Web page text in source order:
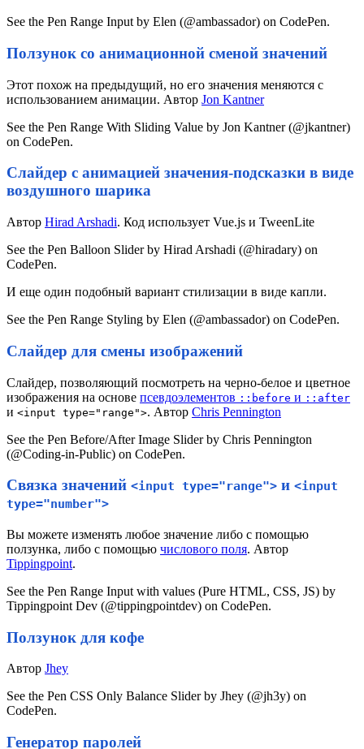
See the Pen Range Input by Elen (@ambassador) on CodePen.
Ползунок со анимационной сменой значений
Этот похож на предыдущий, но его значения меняются с
использованием анимации. Автор Jon Kantner
See the Pen Range With Sliding Value by Jon Kantner (@jkantner)
on CodePen.
Слайдер с анимацией значения-подсказки в виде
воздушного шарика
Автор Hirad Arshadi. Код использует Vue.js и TweenLite
See the Pen Balloon Slider by Hirad Arshadi (@hiradary) on
CodePen.
И еще один подобный вариант стилизации в виде капли.
See the Pen Range Styling by Elen (@ambassador) on CodePen.
Слайдер для смены изображений
Слайдер, позволяющий посмотреть на черно-белое и цветное
изображения на основе псевдоэлементов ::before и ::after
и <input type="range">. Автор Chris Pennington
See the Pen Before/After Image Slider by Chris Pennington
(@Coding-in-Public) on CodePen.
Связка значений <input type="range"> и <input
type="number">
Вы можете изменять любое значение либо с помощью
ползунка, либо с помощью числового поля. Автор
Tippingpoint.
See the Pen Range Input with values (Pure HTML, CSS, JS) by
Tippingpoint Dev (@tippingpointdev) on CodePen.
Ползунок для кофе
Автор Jhey
See the Pen CSS Only Balance Slider by Jhey (@jh3y) on
CodePen.
Генератор паролей